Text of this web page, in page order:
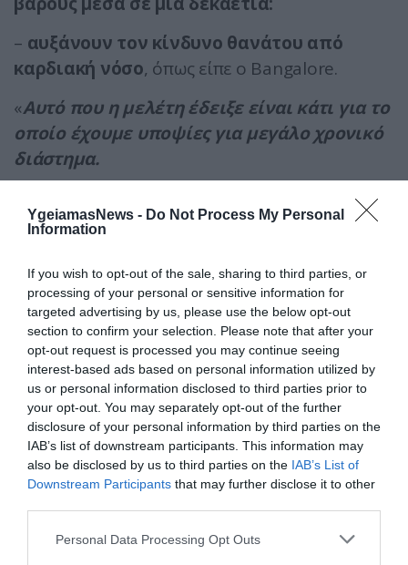
YgeiamasNews - Do Not Process My Personal
Information
If you wish to opt-out of the sale, sharing to third parties, or
processing of your personal or sensitive information for
targeted advertising by us, please use the below opt-out
section to confirm your selection. Please note that after your
opt-out request is processed you may continue seeing
interest-based ads based on personal information utilized by
us or personal information disclosed to third parties prior to
your opt-out. You may separately opt-out of the further
disclosure of your personal information by third parties on the
IAB’s list of downstream participants. This information may
also be disclosed by us to third parties on the IAB’s List of
Downstream Participants that may further disclose it to other
Please note that this website/app uses one or more Google
Personal Data Processing Opt Outs
– αυξάνουν τον κίνδυνο θανάτου από
καρδιακή νόσο, όπως είπε ο Bangalore.
«Αυτό που η μελέτη έδειξε είναι κάτι για το
οποίο έχουμε υποψίες για μεγάλο χρονικό
διάστημα.
ξανακερδίζουν βάρος επιβαρύνουν το σώμα
καθηγήτρια διατροφολογίαςτου
Πανεπιστημίου Tufts.
ΔΗΜΟΦΙΛΗ